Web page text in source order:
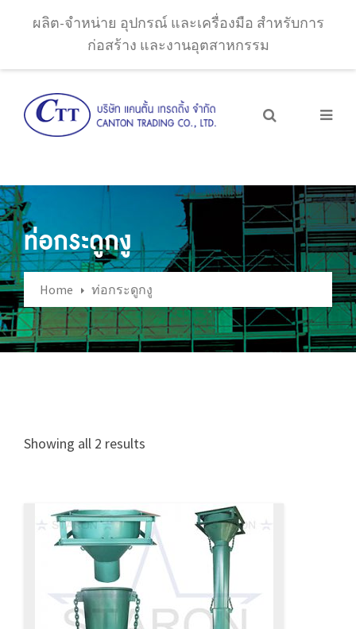
ผลิต-จำหน่าย อุปกรณ์ และเครื่องมือ สำหรับการ
ก่อสร้าง และงานอุตสาหกรรม
ท่อกระดูกงู
Home ท่อกระดูกงู
Showing all 2 results